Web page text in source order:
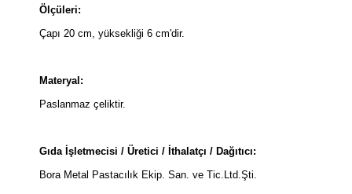
Ölçüleri:
Çapı 20 cm, yüksekliği 6 cm'dir.
Materyal:
Paslanmaz çeliktir.
Gıda İşletmecisi / Üretici / İthalatçı / Dağıtıcı:
Bora Metal Pastacılık Ekip. San. ve Tic.Ltd.Şti.